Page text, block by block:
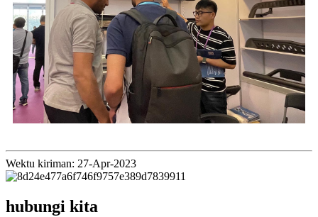
Wektu kiriman: 27-Apr-2023
hubungi kita